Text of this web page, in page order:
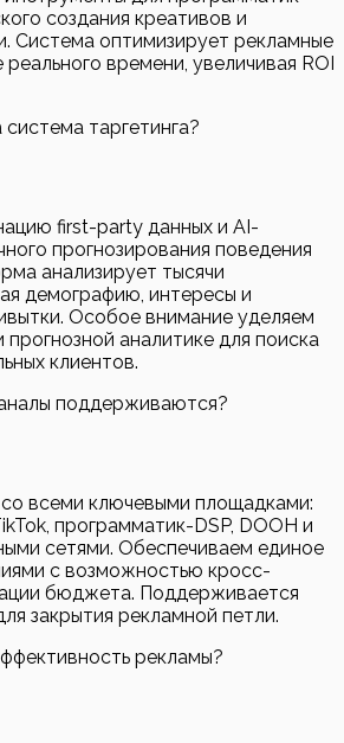
создания креативов и
Система оптимизирует рекламные
времени, увеличивая ROI
таргетинга?
first-party данных и AI-
прогнозирования поведения
анализирует тысячи
демографию, интересы и
Особое внимание уделяем
аналитике для поиска
клиентов.
поддерживаются?
всеми ключевыми площадками:
программатик-DSP, DOOH и
сетями. Обеспечиваем единое
с возможностью кросс-
бюджета. Поддерживается
закрытия рекламной петли.
рекламы?